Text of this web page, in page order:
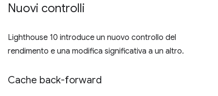
Nuovi controlli
Lighthouse 10 introduce un nuovo controllo del
rendimento e una modifica significativa a un altro.
Cache back-forward